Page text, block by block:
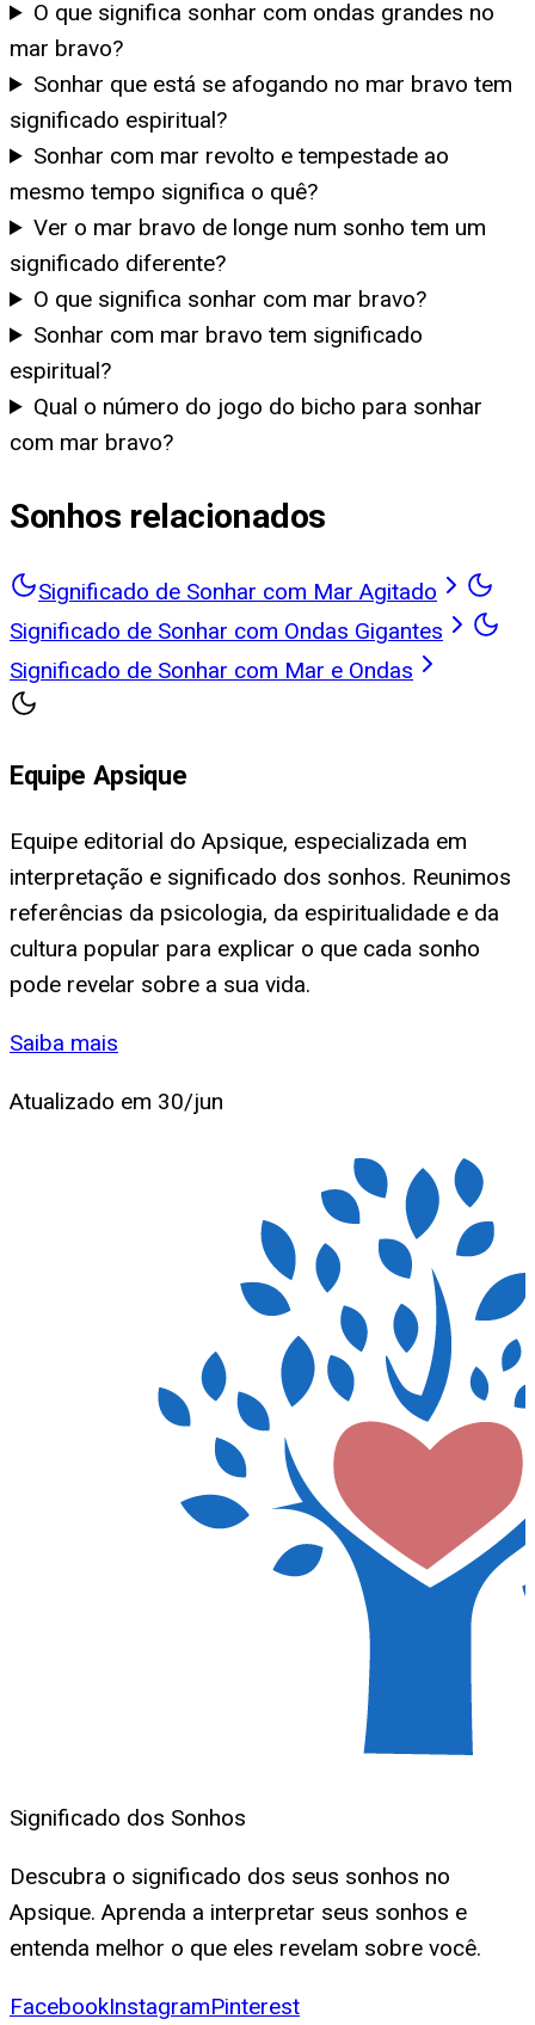
O que significa sonhar com ondas grandes no
mar bravo?
Sonhar que está se afogando no mar bravo tem
significado espiritual?
Sonhar com mar revolto e tempestade ao
mesmo tempo significa o quê?
Ver o mar bravo de longe num sonho tem um
significado diferente?
O que significa sonhar com mar bravo?
Sonhar com mar bravo tem significado
espiritual?
Qual o número do jogo do bicho para sonhar
com mar bravo?
Sonhos relacionados
Significado de Sonhar com Mar Agitado
Significado de Sonhar com Ondas Gigantes
Significado de Sonhar com Mar e Ondas
Equipe Apsique
Equipe editorial do Apsique, especializada em
interpretação e significado dos sonhos. Reunimos
referências da psicologia, da espiritualidade e da
cultura popular para explicar o que cada sonho
pode revelar sobre a sua vida.
Saiba mais
Atualizado em 30/jun
Significado dos Sonhos
Descubra o significado dos seus sonhos no
Apsique. Aprenda a interpretar seus sonhos e
entenda melhor o que eles revelam sobre você.
FacebookInstagramPinterest